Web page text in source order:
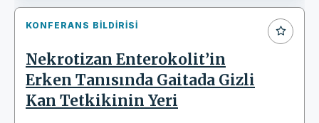
KONFERANS BILDIRISI
Nekrotizan Enterokolit’in
Erken Tanısında Gaitada Gizli
Kan Tetkikinin Yeri